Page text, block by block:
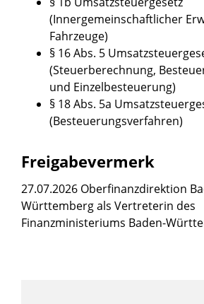
(Innergemeinschaftlicher
Fahrzeuge)
§ 16 Abs. 5
(Steuerberechnung,
und Einzelbesteuerung)
§ 18 Abs. 5a
(Besteuerungsverfahren)
Freigabevermerk
27.07.2026 Oberfinanzdirektion
Württemberg als Vertreterin des
Finanzministeriums Baden-